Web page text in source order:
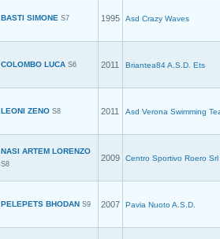
BASTI SIMONE S7 1995 Asd Crazy Waves
COLOMBO LUCA S6 2011 Briantea84 A.S.D. Ets
LEONI ZENO S8 2011 Asd Verona Swimming
NASI ARTEM LORENZO
S8
2009 Centro Sportivo Roero
PELEPETS BHODAN S9 2007 Pavia Nuoto A.S.D.